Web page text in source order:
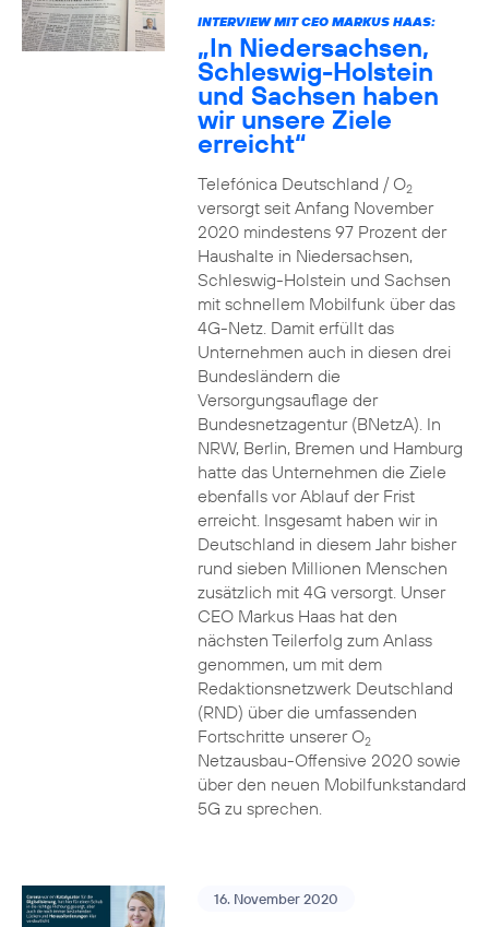
INTERVIEW MIT CEO MARKUS HAAS:
„In Niedersachsen,
Schleswig-Holstein
und Sachsen haben
wir unsere Ziele
erreicht“
Telefónica Deutschland / O2
versorgt seit Anfang November
2020 mindestens 97 Prozent der
Haushalte in Niedersachsen,
Schleswig-Holstein und Sachsen
mit schnellem Mobilfunk über das
4G-Netz. Damit erfüllt das
Unternehmen auch in diesen drei
Bundesländern die
Versorgungsauflage der
Bundesnetzagentur (BNetzA). In
NRW, Berlin, Bremen und Hamburg
hatte das Unternehmen die Ziele
ebenfalls vor Ablauf der Frist
erreicht. Insgesamt haben wir in
Deutschland in diesem Jahr bisher
rund sieben Millionen Menschen
zusätzlich mit 4G versorgt. Unser
CEO Markus Haas hat den
nächsten Teilerfolg zum Anlass
genommen, um mit dem
Redaktionsnetzwerk Deutschland
(RND) über die umfassenden
Fortschritte unserer O2
Netzausbau-Offensive 2020 sowie
über den neuen Mobilfunkstandard
5G zu sprechen.
16. November 2020